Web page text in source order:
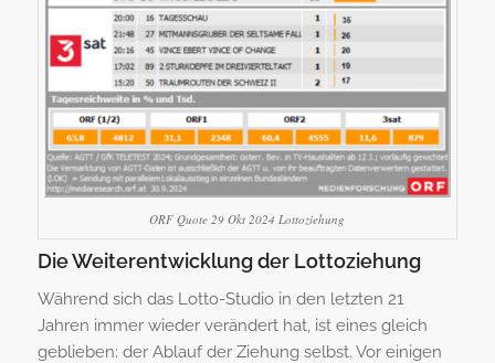
ORF Quote 29 Okt 2024 Lottoziehung
Die Weiterentwicklung der Lottoziehung
Während sich das Lotto-Studio in den letzten 21
Jahren immer wieder verändert hat, ist eines gleich
geblieben: der Ablauf der Ziehung selbst. Vor einigen